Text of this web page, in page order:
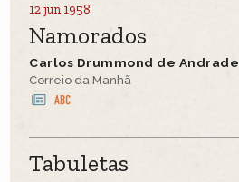
12 jun 1958
Namorados
Carlos Drummond de Andrade
Correio da Manhã
Tabuletas